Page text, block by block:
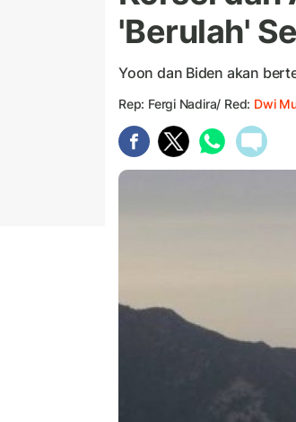
'Berulah'
Yoon dan Biden akan
Rep: Fergi Nadira/ Red: Dwi